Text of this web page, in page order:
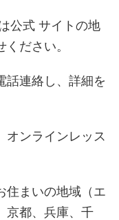
公式 サイトの地
ださい。
話連絡し、詳細を
オンラインレッス
住まいの地域（エ
京都、兵庫、千